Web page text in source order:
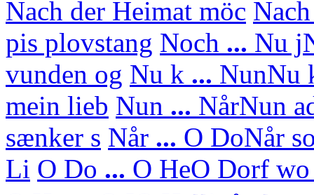
Nach der Heimat möc Nach
pis plovstang Noch ... Nu j
vunden og Nu k ... NunNu
mein lieb Nun ... NårNun
sænker s Når ... O DoNår
Li O Do ... O HeO Dorf